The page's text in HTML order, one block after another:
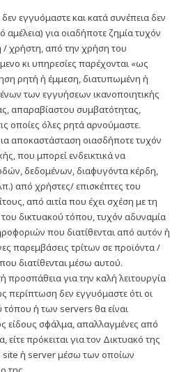
εγγυόμαστε και κατά συνέπεια δεν
για οιαδήποτε ζημία τυχόν
/ χρήστη, από την χρήση του
κι υπηρεσίες παρέχονται «ως
ρητή ή έμμεση, διατυπωμένη ή
των εγγυήσεων ικανοποιητικής
απαραβίαστου συμβατότητας,
οποίες όλες ρητά αρνούμαστε.
αποκαστάσταση οιασδήποτε τυχόν
που μπορεί ενδεικτικά να
δεδομένων, διαφυγόντα κέρδη,
από χρήστες/ επισκέπτες του
από αιτία που έχει σχέση με τη
δικτυακού τόπου, τυχόν αδυναμία
που διατίθενται από αυτόν ή
παρεμβάσεις τρίτων σε προϊόντα /
διατίθενται μέσω αυτού.
προσπάθεια για την καλή λειτουργία
περίπτωση δεν εγγυόμαστε ότι οι
τόπου ή των servers θα είναι
είδους σφάλμα, απαλλαγμένες από
είτε πρόκειται για τον Δικτυακό της
site ή server μέσω των οποίων